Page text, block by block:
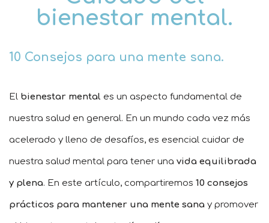
bienestar mental.
10 Consejos para una mente sana.
El bienestar mental es un aspecto fundamental de
nuestra salud en general. En un mundo cada vez más
acelerado y lleno de desafíos, es esencial cuidar de
nuestra salud mental para tener una vida equilibrada
y plena. En este artículo, compartiremos 10 consejos
prácticos para mantener una mente sana y promover